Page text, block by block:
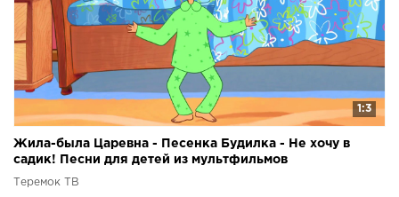
1:3
Жила-была Царевна - Песенка Будилка - Не хочу в
садик! Песни для детей из мультфильмов
Теремок ТВ